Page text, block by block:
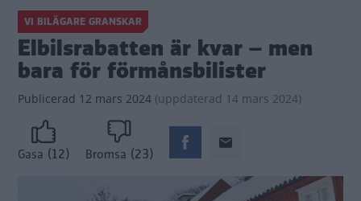
VI BILÄGARE GRANSKAR
Elbilsrabatten är kvar – men
bara för förmånsbilister
Publicerad 12 mars 2024 (uppdaterad 14 mars 2024)
Gasa (12) Bromsa (23)